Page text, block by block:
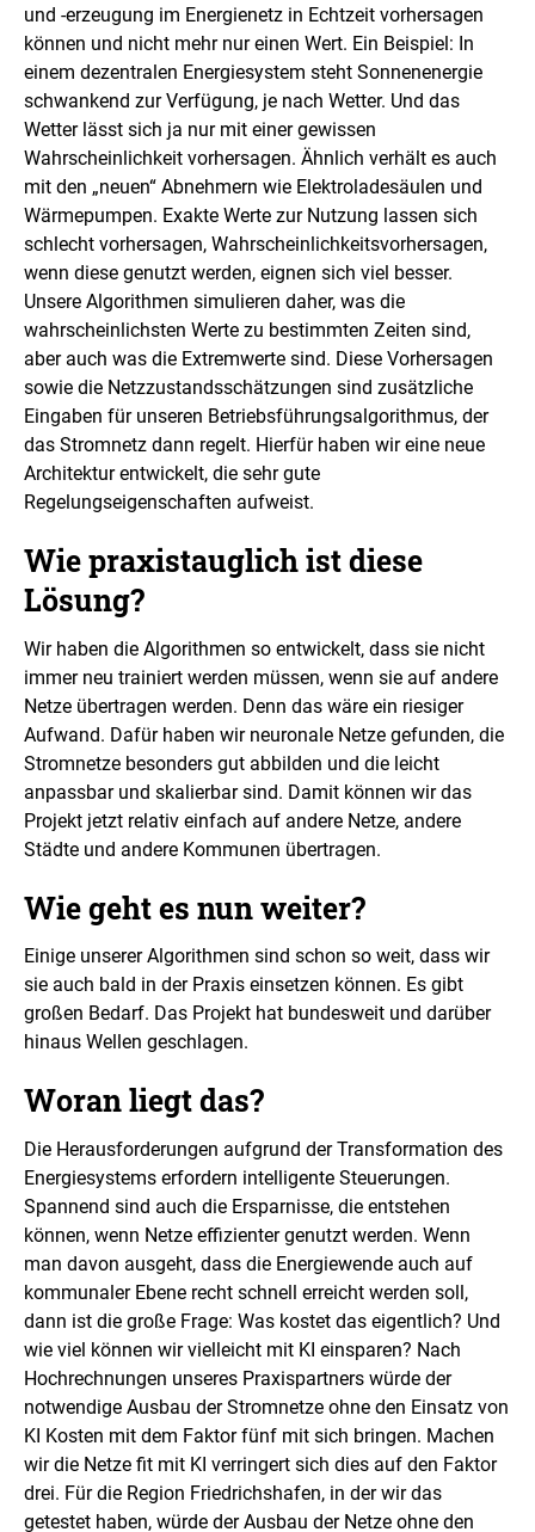
und -erzeugung im Energienetz in Echtzeit vorhersagen
können und nicht mehr nur einen Wert. Ein Beispiel: In
einem dezentralen Energiesystem steht Sonnenenergie
schwankend zur Verfügung, je nach Wetter. Und das
Wetter lässt sich ja nur mit einer gewissen
Wahrscheinlichkeit vorhersagen. Ähnlich verhält es auch
mit den „neuen“ Abnehmern wie Elektroladesäulen und
Wärmepumpen. Exakte Werte zur Nutzung lassen sich
schlecht vorhersagen, Wahrscheinlichkeitsvorhersagen,
wenn diese genutzt werden, eignen sich viel besser.
Unsere Algorithmen simulieren daher, was die
wahrscheinlichsten Werte zu bestimmten Zeiten sind,
aber auch was die Extremwerte sind. Diese Vorhersagen
sowie die Netzzustandsschätzungen sind zusätzliche
Eingaben für unseren Betriebsführungsalgorithmus, der
das Stromnetz dann regelt. Hierfür haben wir eine neue
Architektur entwickelt, die sehr gute
Regelungseigenschaften aufweist.
Wie praxistauglich ist diese
Lösung?
Wir haben die Algorithmen so entwickelt, dass sie nicht
immer neu trainiert werden müssen, wenn sie auf andere
Netze übertragen werden. Denn das wäre ein riesiger
Aufwand. Dafür haben wir neuronale Netze gefunden, die
Stromnetze besonders gut abbilden und die leicht
anpassbar und skalierbar sind. Damit können wir das
Projekt jetzt relativ einfach auf andere Netze, andere
Städte und andere Kommunen übertragen.
Wie geht es nun weiter?
Einige unserer Algorithmen sind schon so weit, dass wir
sie auch bald in der Praxis einsetzen können. Es gibt
großen Bedarf. Das Projekt hat bundesweit und darüber
hinaus Wellen geschlagen.
Woran liegt das?
Die Herausforderungen aufgrund der Transformation des
Energiesystems erfordern intelligente Steuerungen.
Spannend sind auch die Ersparnisse, die entstehen
können, wenn Netze effizienter genutzt werden. Wenn
man davon ausgeht, dass die Energiewende auch auf
kommunaler Ebene recht schnell erreicht werden soll,
dann ist die große Frage: Was kostet das eigentlich? Und
wie viel können wir vielleicht mit KI einsparen? Nach
Hochrechnungen unseres Praxispartners würde der
notwendige Ausbau der Stromnetze ohne den Einsatz von
KI Kosten mit dem Faktor fünf mit sich bringen. Machen
wir die Netze fit mit KI verringert sich dies auf den Faktor
drei. Für die Region Friedrichshafen, in der wir das
getestet haben, würde der Ausbau der Netze ohne den